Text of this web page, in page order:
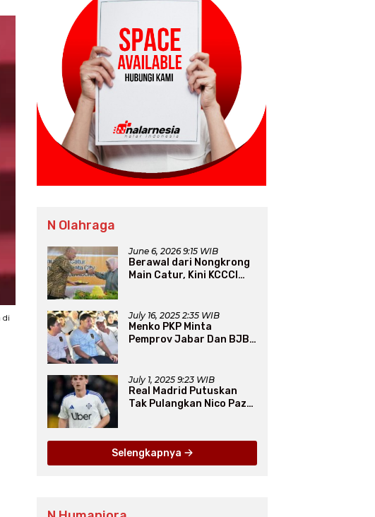
di
N Olahraga
June 6, 2026 9:15 WIB
Berawal dari Nongkrong
Main Catur, Kini KCCCI
July 16, 2025 2:35 WIB
Menko PKP Minta
Pemprov Jabar Dan BJB
July 1, 2025 9:23 WIB
Real Madrid Putuskan
Tak Pulangkan Nico Paz
Selengkapnya